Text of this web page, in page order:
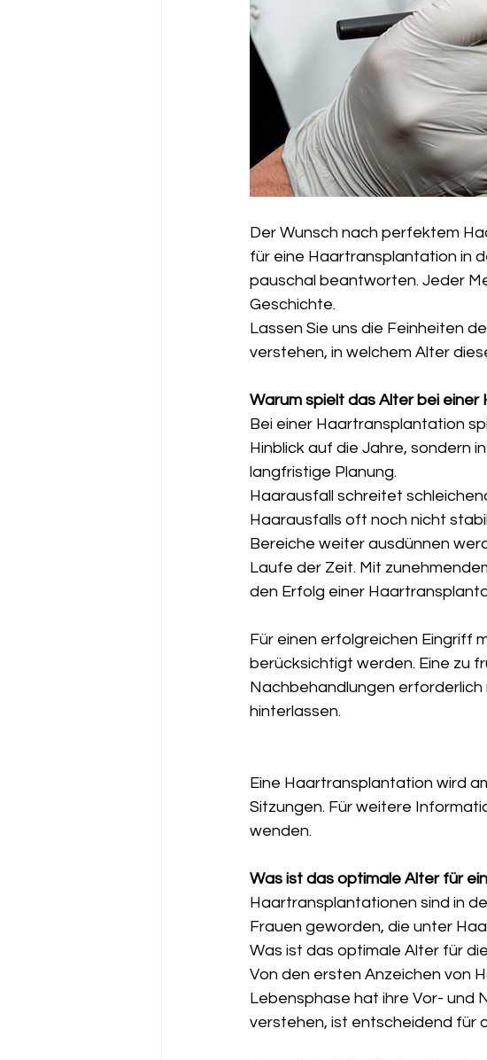
Der Wunsch nach perfektem
für eine Haartransplantation in
pauschal beantworten. Jeder
Geschichte.
Lassen Sie uns die Feinheiten
verstehen, in welchem Alter
Warum spielt das Alter bei
Bei einer Haartransplantation
Hinblick auf die Jahre, sondern
langfristige Planung.
Haarausfall schreitet
Haarausfalls oft noch nicht
Bereiche weiter ausdünnen
Laufe der Zeit. Mit
den Erfolg einer
Für einen erfolgreichen Eingriff
berücksichtigt werden. Eine zu
Nachbehandlungen
hinterlassen.
Eine Haartransplantation wird
Sitzungen. Für weitere
wenden.
Was ist das optimale Alter für
Haartransplantationen sind in
Frauen geworden, die unter
Was ist das optimale Alter für
Von den ersten Anzeichen von
Lebensphase hat ihre Vor- und
verstehen, ist entscheidend für